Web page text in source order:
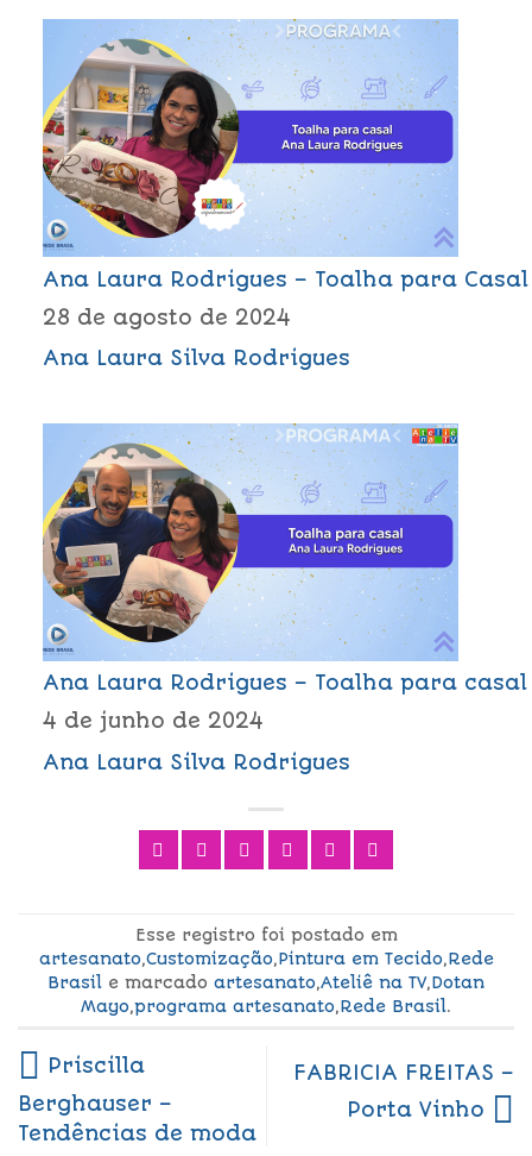
Ana Laura Rodrigues – Toalha para Casal
28 de agosto de 2024
Ana Laura Silva Rodrigues
Ana Laura Rodrigues – Toalha para casal
4 de junho de 2024
Ana Laura Silva Rodrigues
Esse registro foi postado em
artesanato,Customização,Pintura em Tecido,Rede
Brasil e marcado artesanato,Ateliê na TV,Dotan
Mayo,programa artesanato,Rede Brasil.
Priscilla
Berghauser –
Tendências de moda
FABRICIA FREITAS –
Porta Vinho